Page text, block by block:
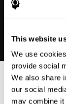
This website
We use
provide social
We also share
our social
may combine it